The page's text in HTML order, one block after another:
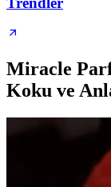
Miracle
Koku ve